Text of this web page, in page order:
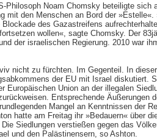
Philosoph Noam Chomsky beteiligte sich
mit den Menschen an Bord der
des Gazastreifens
wollen«, sagte Chomsky. Der
der israelischen Regierung. 2010 war
nicht zu fürchten. Im Gegenteil. In
der EU mit Israel diskutiert.
Europäischen Union an der illegalen
Entsprechende Äußerungen
Mangel an Kenntnissen der
hatte am Freitag ihr »Bedauern« über
Siedlungen verstießen gegen das
und den Palästinensern, so Ashton.